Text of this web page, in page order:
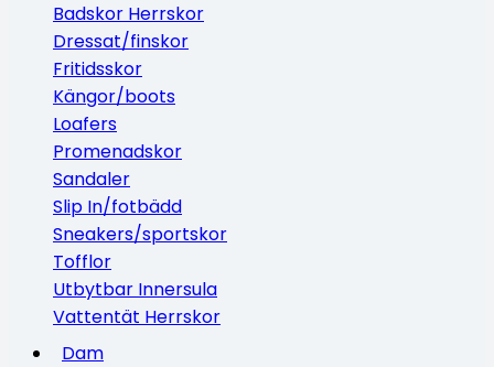
Badskor Herrskor
Dressat/finskor
Fritidsskor
Kängor/boots
Loafers
Promenadskor
Sandaler
Slip In/fotbädd
Sneakers/sportskor
Tofflor
Utbytbar Innersula
Vattentät Herrskor
Dam